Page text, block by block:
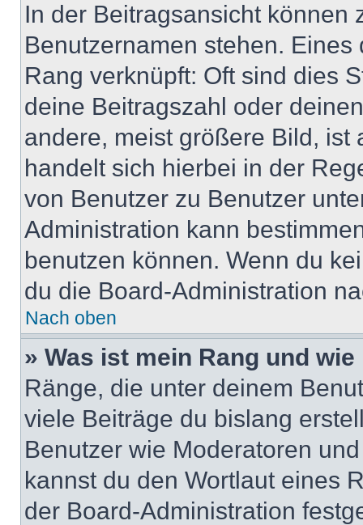
In der Beitragsansicht können
Benutzernamen stehen.
Rang verknüpft: Oft sind dies
deine Beitragszahl oder
andere, meist größere Bild, ist
handelt sich hierbei in der
von Benutzer zu Benutzer
Administration kann
benutzen können. Wenn du
du die Board-Administration
Nach oben
» Was ist mein Rang und
Ränge, die unter deinem
viele Beiträge du bislang
Benutzer wie Moderatoren
kannst du den Wortlaut eines
der Board-Administration